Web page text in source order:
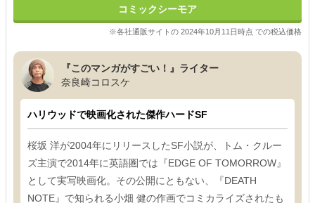
コミックシーモア
※各社通販サイトの 2024年10月11日時点 での税込価格
『このマンガがすごい！』ライター
奈良崎コロスケ
ハリウッドで映画化された傑作ハードSF
桜坂 洋が2004年にリリースしたSF小説が、トム・クルー
ズ主演で2014年に英語圏では『EDGE OF TOMORROW』
として実写映画化。その公開にともない、『DEATH
NOTE』で知られる小畑 健の作画でコミカライズされたも